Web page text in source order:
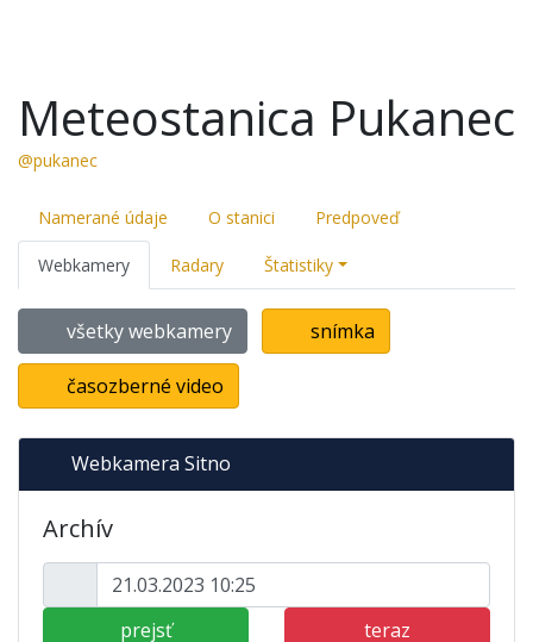
Meteostanica Pukanec
@pukanec
Namerané údaje O stanici Predpoveď
Webkamery Radary Štatistiky
všetky webkamery snímka
časozberné video
Webkamera Sitno
Archív
prejsť teraz